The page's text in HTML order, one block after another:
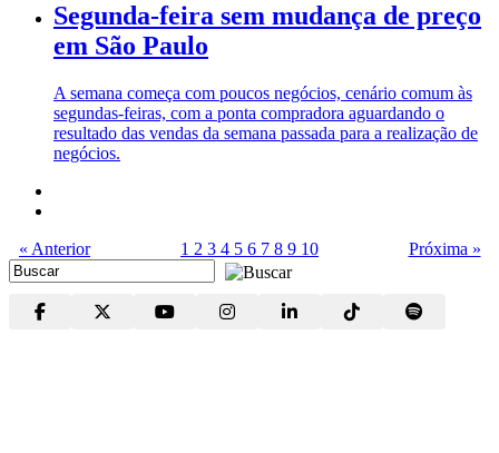
Segunda-feira sem mudança de preço
em São Paulo
A semana começa com poucos negócios, cenário comum às
segundas-feiras, com a ponta compradora aguardando o
resultado das vendas da semana passada para a realização de
negócios.
« Anterior 1 2 3 4 5 6 7 8 9 10 Próxima »